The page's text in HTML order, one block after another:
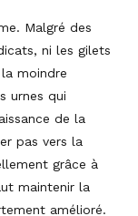
Malgré des
ni les gilets
moindre
urnes qui
de la
pas vers la
grâce à
maintenir la
amélioré.